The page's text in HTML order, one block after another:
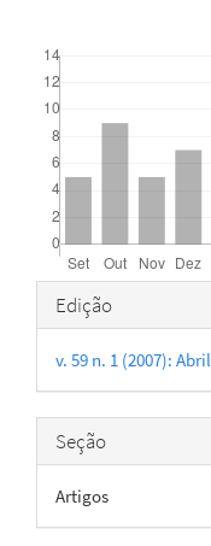
Detalhes
do
artigo
Edição
v. 59 n. 1 (2007): Abril
Seção
Artigos